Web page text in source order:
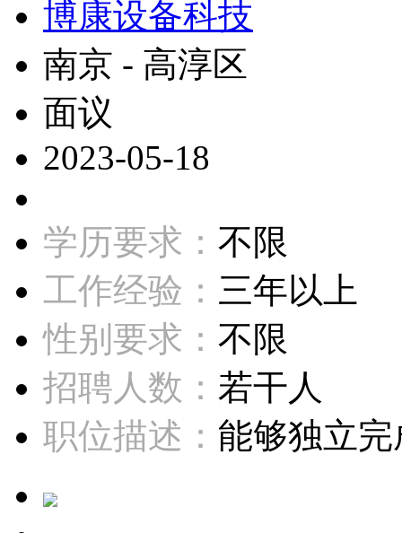
博康设备科技
南京 - 高淳区
面议
2023-05-18
学历要求： 不限
工作经验： 三年以上
性别要求： 不限
招聘人数： 若干人
职位描述： 能够独立